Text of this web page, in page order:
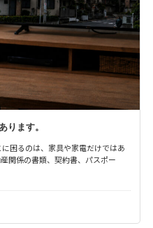
ります。
困るのは、家具や家電だけではあ
関係の書類、契約書、パスポー